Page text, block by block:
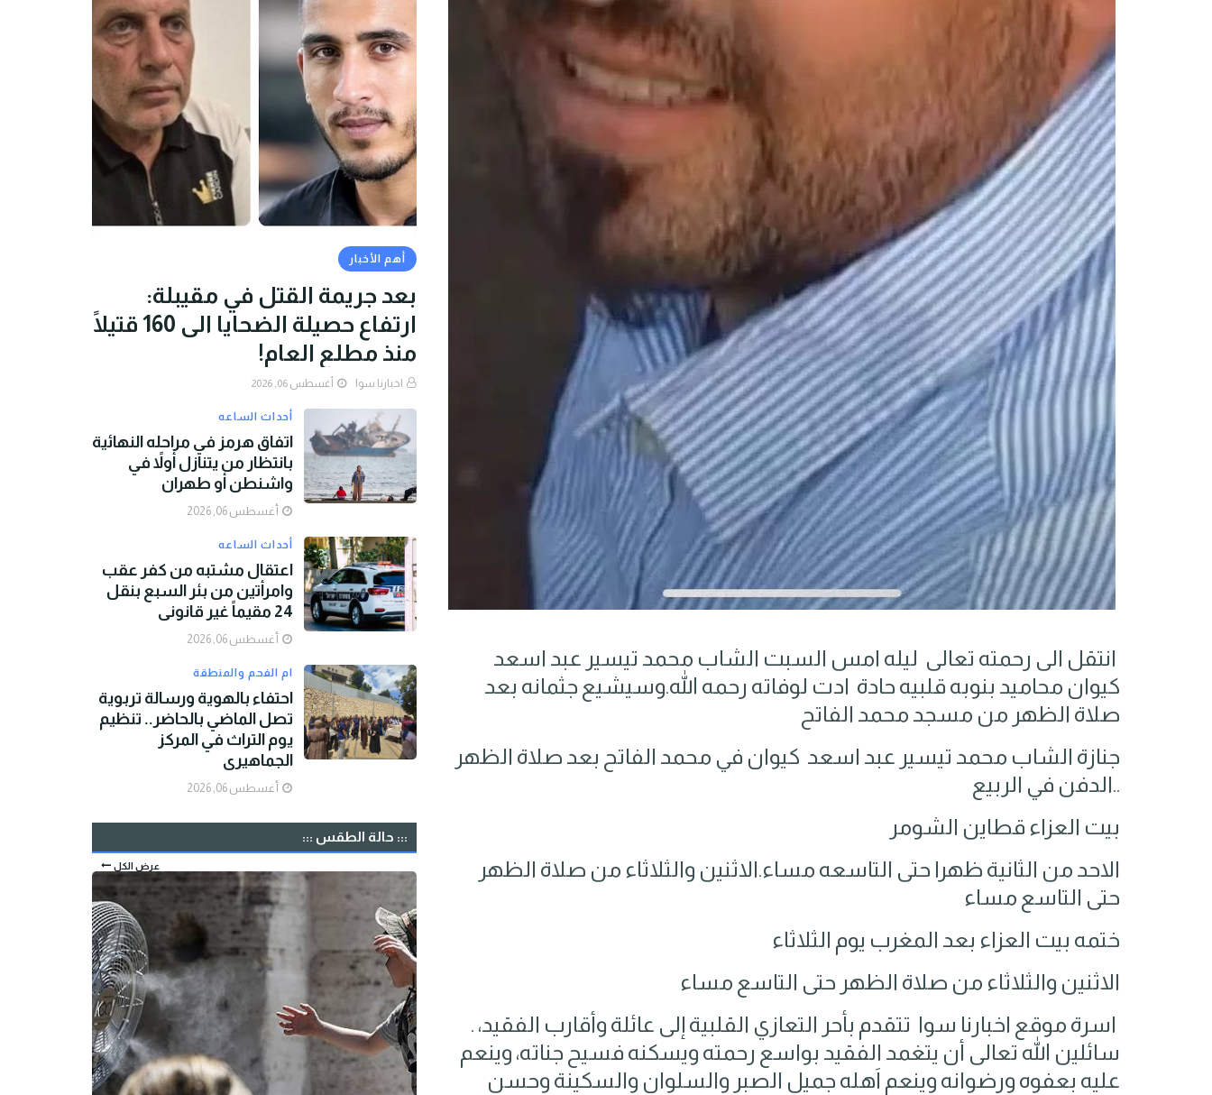
انتقل الى رحمته تعالى ليله امس السبت الشاب محمد تيسير عبد اسعد
كيوان محاميد بنوبه قلبيه حادة ادت لوفاته رحمه الله.وسيشيع جثمانه بعد
صلاة الظهر من مسجد محمد الفاتح
جنازة الشاب محمد تيسير عبد اسعد كيوان في محمد الفاتح بعد صلاة الظهر
..الدفن في الربيع
بيت العزاء قطاين الشومر
الاحد من الثانية ظهرا حتى التاسعه مساء.الاثنين والثلاثاء من صلاة الظهر
حتى التاسع مساء
ختمه بيت العزاء بعد المغرب يوم الثلاثاء
الاثنين والثلاثاء من صلاة الظهر حتى التاسع مساء
اسرة موقع اخبارنا سوا تتقدم بأحر التعازي القلبية إلى عائلة وأقارب الفقيد، .
سائلين الله تعالى أن يتغمد الفقيد بواسع رحمته ويسكنه فسيح جناته، وينعم
عليه بعفوه ورضوانه وينعم اَهله جميل الصبر والسلوان والسكينة وحسن
أهم الأخبار
بعد جريمة القتل في مقيبلة:
ارتفاع حصيلة الضحايا الى 160 قتيلًا
منذ مطلع العام!
اخبارنا سوا أغسطس 06, 2026
أحداث الساعه
اتفاق هرمز في مراحله النهائية
بانتظار من يتنازل أولاً في
واشنطن أو طهران
أغسطس 06, 2026
أحداث الساعه
اعتقال مشتبه من كفر عقب
وامرأتين من بئر السبع بنقل
24 مقيماً غير قانوني
أغسطس 06, 2026
ام الفحم والمنطقة
احتفاء بالهوية ورسالة تربوية
تصل الماضي بالحاضر.. تنظيم
يوم التراث في المركز
الجماهيري
أغسطس 06, 2026
::: حالة الطقس :::
عرض الكل